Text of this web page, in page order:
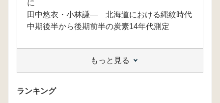
に
田中悠衣・小林謙― 北海道における縄紋時代
中期後半から後期前半の炭素14年代測定
もっと見る
ランキング